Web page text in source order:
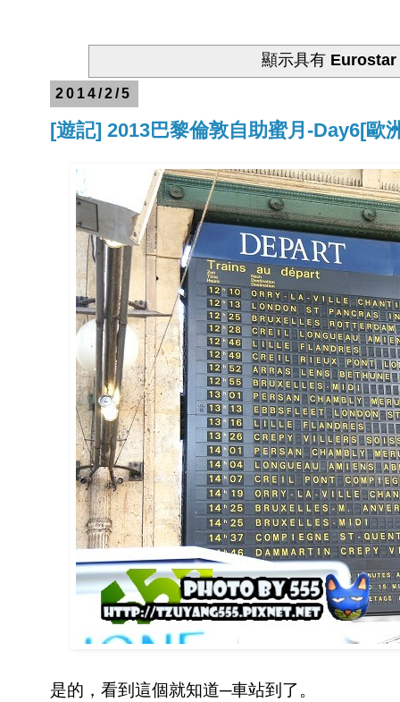
顯示具有 Eurostar
2014/2/5
[遊記] 2013巴黎倫敦自助蜜月-Day6[歐
是的，看到這個就知道─車站到了。